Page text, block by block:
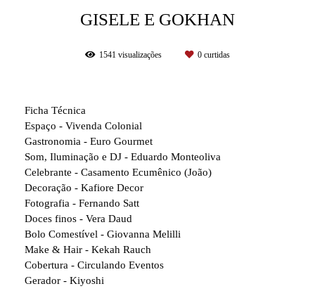
GISELE E GOKHAN
1541 visualizações 0 curtidas
Ficha Técnica
Espaço - Vivenda Colonial
Gastronomia - Euro Gourmet
Som, Iluminação e DJ - Eduardo Monteoliva
Celebrante - Casamento Ecumênico (João)
Decoração - Kafiore Decor
Fotografia - Fernando Satt
Doces finos - Vera Daud
Bolo Comestível - Giovanna Melilli
Make & Hair - Kekah Rauch
Cobertura - Circulando Eventos
Gerador - Kiyoshi